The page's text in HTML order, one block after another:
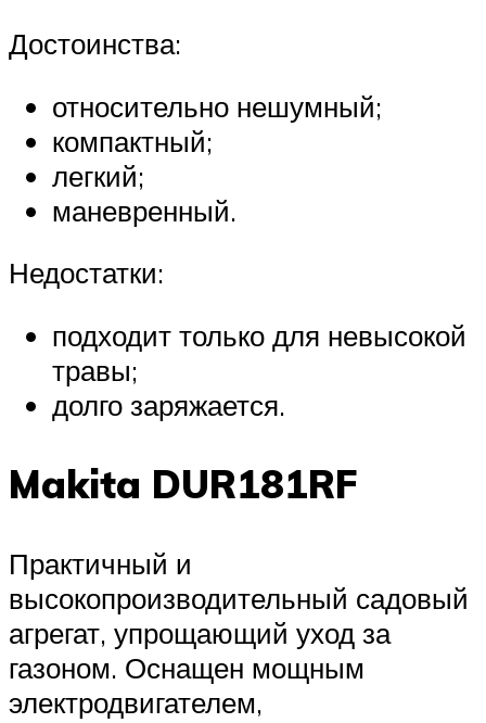
Достоинства:
относительно нешумный;
компактный;
легкий;
маневренный.
Недостатки:
подходит только для невысокой
травы;
долго заряжается.
Makita DUR181RF
Практичный и
высокопроизводительный садовый
агрегат, упрощающий уход за
газоном. Оснащен мощным
электродвигателем,